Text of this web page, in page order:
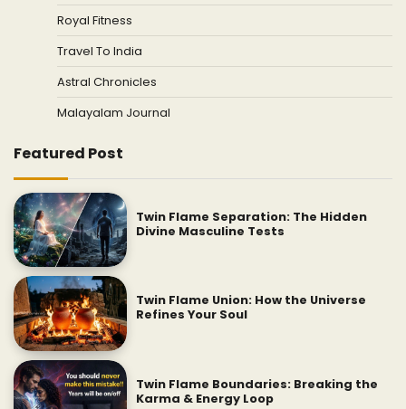
Royal Fitness
Travel To India
Astral Chronicles
Malayalam Journal
Featured Post
Twin Flame Separation: The Hidden
Divine Masculine Tests
Twin Flame Union: How the Universe
Refines Your Soul
Twin Flame Boundaries: Breaking the
Karma & Energy Loop